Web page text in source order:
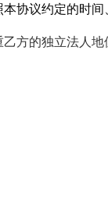
本协议约定的时
乙方的独立法人